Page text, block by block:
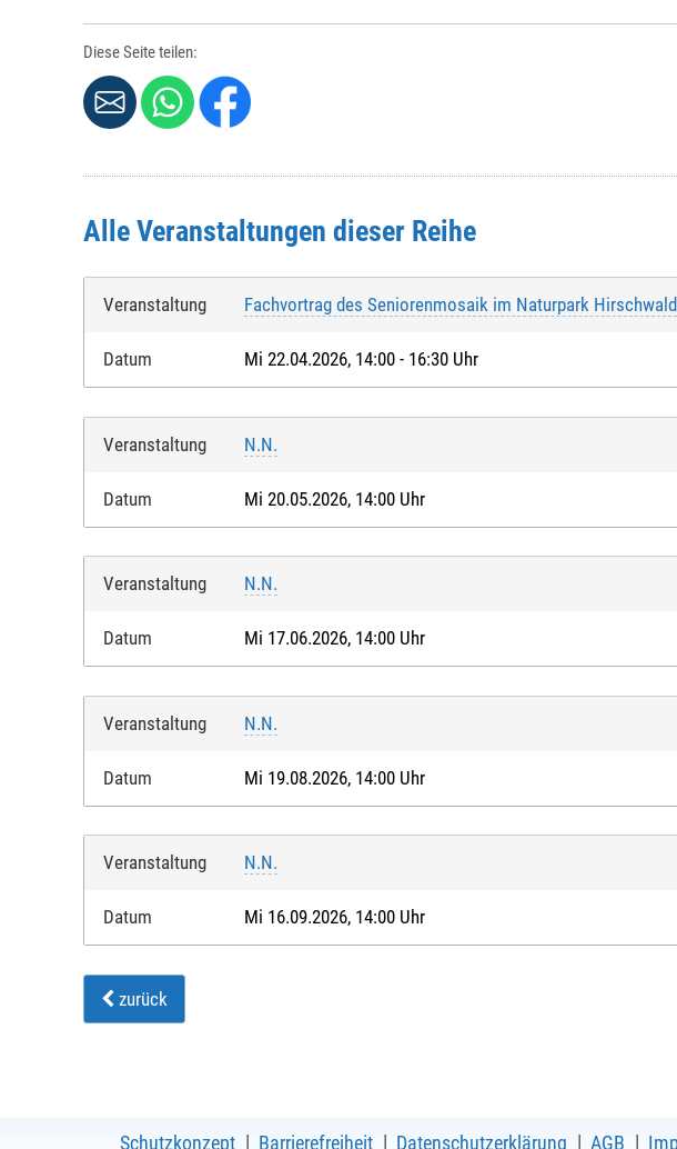
Diese Seite teilen:
Alle Veranstaltungen dieser Reihe
Veranstaltung Fachvortrag des Seniorenmosaik im Naturpark Hirschwald
Datum Mi 22.04.2026, 14:00 - 16:30 Uhr
Veranstaltung N.N.
Datum Mi 20.05.2026, 14:00 Uhr
Veranstaltung N.N.
Datum Mi 17.06.2026, 14:00 Uhr
Veranstaltung N.N.
Datum Mi 19.08.2026, 14:00 Uhr
Veranstaltung N.N.
Datum Mi 16.09.2026, 14:00 Uhr
zurück
Schutzkonzept Barrierefreiheit Datenschutzerklärung AGB